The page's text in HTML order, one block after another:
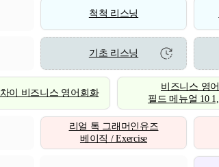
척척 리스닝
기초 리스닝
이 비즈니스 영어회화
비즈니스 영어
필드 메뉴얼 10
리얼 톡 그래머인유즈
베이직 / Exercise